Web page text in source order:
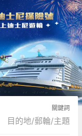
關鍵詞
目的地/郵輪/主題